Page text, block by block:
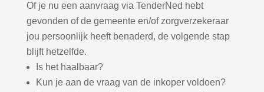
Of je nu een aanvraag via TenderNed hebt
gevonden of de gemeente en/of zorgverzekeraar
jou persoonlijk heeft benaderd, de volgende stap
blijft hetzelfde.
Is het haalbaar?
Kun je aan de vraag van de inkoper voldoen?